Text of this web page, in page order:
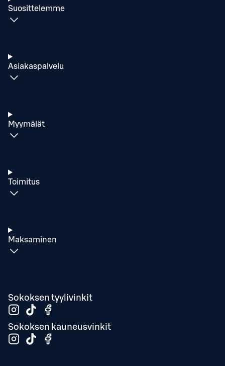
Suosittelemme
Asiakaspalvelu
Myymälät
Toimitus
Maksaminen
Sokoksen tyylivinkit
Sokoksen kauneusvinkit